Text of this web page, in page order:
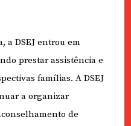
a DSEJ entrou em
prestar assistência e
famílias. A DSEJ
a organizar
de